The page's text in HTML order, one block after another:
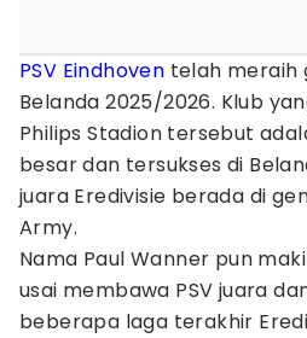
PSV Eindhoven telah meraih
Belanda 2025/2026. Klub
Philips Stadion tersebut
besar dan tersukses di
juara Eredivisie berada di
Army.
Nama Paul Wanner pun
usai membawa PSV juara
beberapa laga terakhir